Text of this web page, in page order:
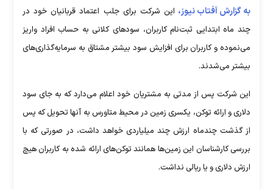
به گزارش آفتاب نیوز، این شرکت برای جلب اعتماد قربانیان خود در
چند ماه ابتدایی ثبت‌نام کاربران، سود‌های کلانی به حساب افراد واریز
می‌نموده و کاربران برای افزایش سود بیشتر مشتاق به سرمایه‌گذاری‌های
بیشتر می‌شدند.
این شرکت پس از مدتی به مشتریان خود اعلام می‌دارد که به جای سود
دلاری و ارائه توکن، یکسری زمین در محیط متاورس به آنها تحویل که پس
از گذشت چندماه ارزش چند میلیاردی خواهد داشت، در صورتی که با
بررسی کارشناسان این زمین‌ها همانند توکن‌های ارائه شده به کاربران هیچ
ارزش دلاری و یا ریالی نداشت.